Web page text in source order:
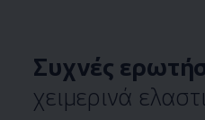
Συχνές
χειμερινά